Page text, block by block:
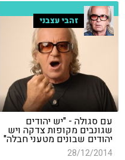
זהבי עצבני
עם סגולה - "יש יהודים
שגונבים מקופות צדקה ויש
יהודים שבונים מטעני חבלה"
28/12/2014